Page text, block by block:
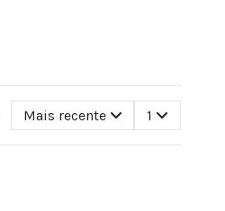
Mais recente 1